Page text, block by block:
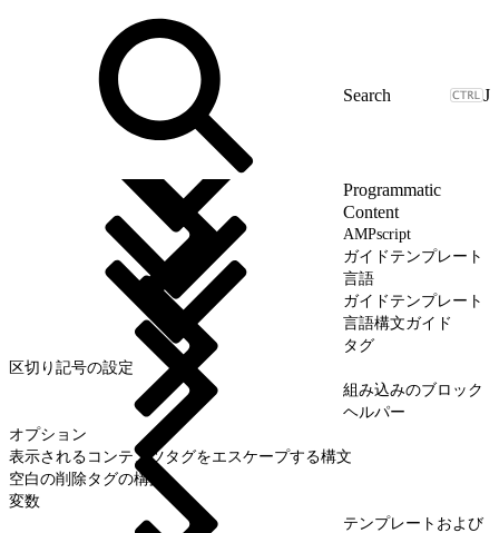
J
Programmatic
Content
AMPscript
ガイドテンプレート
言語
ガイドテンプレート
言語構文ガイド
タグ
区切り記号の設定
組み込みのブロック
ヘルパー
オプション
表示されるコンテンツタグをエスケープする構文
空白の削除タグの構文
変数
テンプレートおよび